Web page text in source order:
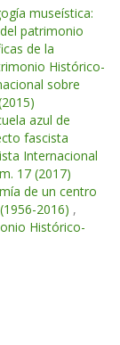
museística:
patrimonio
de la
Histórico-
sobre
azul de
fascista
Internacional
17 (2017)
de un centro
2016) ,
Histórico-